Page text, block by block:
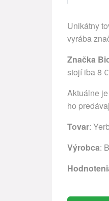
Unikátny
vyrába
Značka
stojí iba 8
Aktuálne
ho
Tovar:
Výrobca: